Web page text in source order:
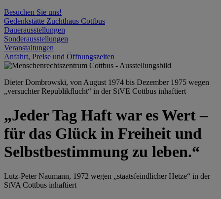
Besuchen Sie uns!
Gedenkstätte Zuchthaus Cottbus
Dauerausstellungen
Sonderausstellungen
Veranstaltungen
Anfahrt, Preise und Öffnungszeiten
Dieter Dombrowski, von August 1974 bis Dezember 1975 wegen
„versuchter Republikflucht“ in der StVE Cottbus inhaftiert
„Jeder Tag Haft war es Wert –
für das Glück in Freiheit und
Selbstbestimmung zu leben.“
Lutz-Peter Naumann, 1972 wegen „staatsfeindlicher Hetze“ in der
StVA Cottbus inhaftiert